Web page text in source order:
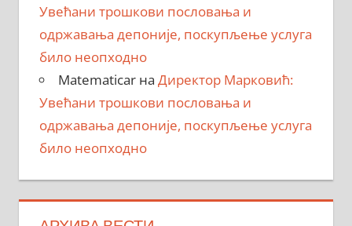
Увећани трошкови пословања и
одржавања депоније, поскупљење услуга
било неопходно
Matematicarна Директор Марковић:
Увећани трошкови пословања и
одржавања депоније, поскупљење услуга
било неопходно